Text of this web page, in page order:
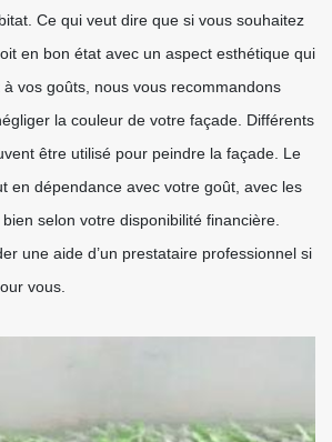
Ce qui veut dire que si vous souhaitez
en bon état avec un aspect esthétique qui
vos goûts, nous vous recommandons
la couleur de votre façade. Différents
être utilisé pour peindre la façade. Le
en dépendance avec votre goût, avec les
selon votre disponibilité financière.
une aide d’un prestataire professionnel si
vous.